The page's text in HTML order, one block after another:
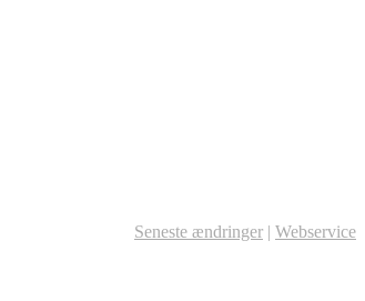
Seneste ændringer | Webservice